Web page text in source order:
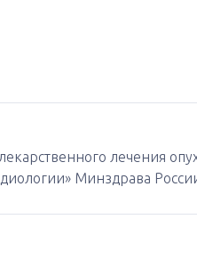
лечения
Минздрава